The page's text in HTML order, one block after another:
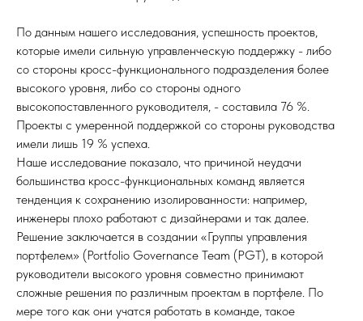
По данным нашего исследования, успешность проектов,
которые имели сильную управленческую поддержку - либо
со стороны кросс-функционального подразделения более
высокого уровня, либо со стороны одного
высокопоставленного руководителя, - составила 76 %.
Проекты с умеренной поддержкой со стороны руководства
имели лишь 19 % успеха.
Наше исследование показало, что причиной неудачи
большинства кросс-функциональных команд является
тенденция к сохранению изолированности: например,
инженеры плохо работают с дизайнерами и так далее.
Решение заключается в создании «Группы управления
портфелем» (Portfolio Governance Team (PGT), в которой
руководители высокого уровня совместно принимают
сложные решения по различным проектам в портфеле. По
мере того как они учатся работать в команде, такое